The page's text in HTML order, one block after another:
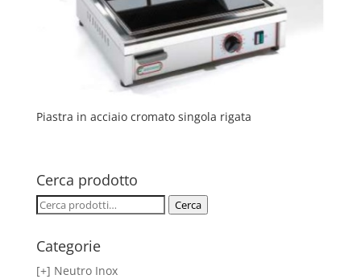
Piastra in acciaio cromato singola rigata
Cerca prodotto
Cerca: Cerca
Categorie
[+] Neutro Inox